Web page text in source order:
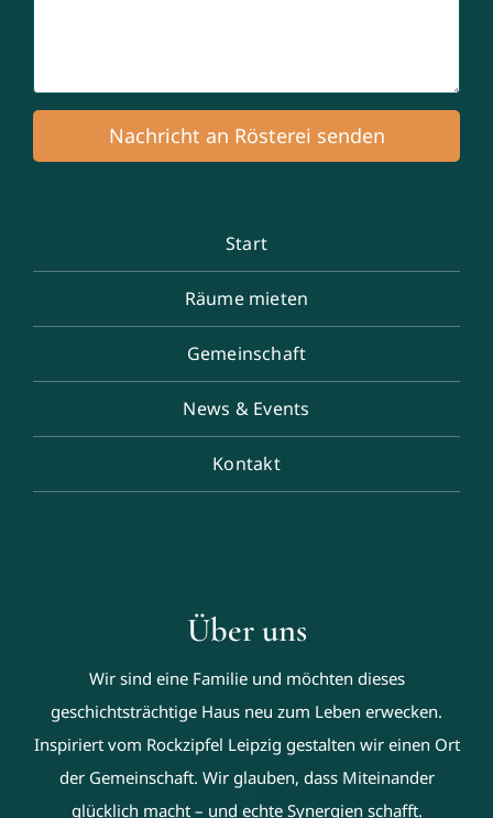
Nachricht an Rösterei senden
Start
Räume mieten
Gemeinschaft
News & Events
Kontakt
Über uns
Wir sind eine Familie und möchten dieses
geschichtsträchtige Haus neu zum Leben erwecken.
Inspiriert vom Rockzipfel Leipzig gestalten wir einen Ort
der Gemeinschaft. Wir glauben, dass Miteinander
glücklich macht – und echte Synergien schafft.